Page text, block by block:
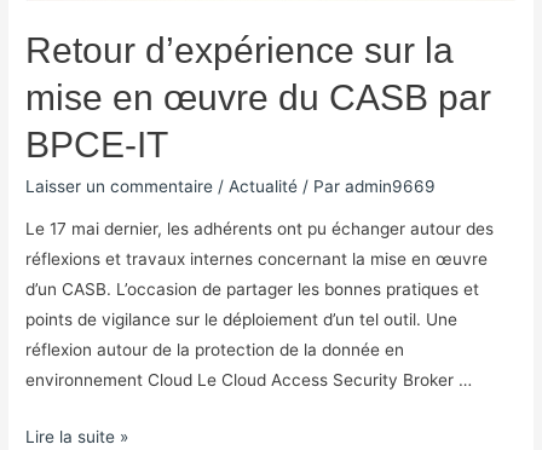
Retour d’expérience sur la
mise en œuvre du CASB par
BPCE-IT
Laisser un commentaire /Actualité / Paradmin9669
Le 17 mai dernier, les adhérents ont pu échanger autour des
réflexions et travaux internes concernant la mise en œuvre
d’un CASB. L’occasion de partager les bonnes pratiques et
points de vigilance sur le déploiement d’un tel outil. Une
réflexion autour de la protection de la donnée en
environnement Cloud Le Cloud Access Security Broker …
Lire la suite »